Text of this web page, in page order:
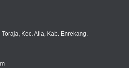
Kec. Alla, Kab. Enrekang.